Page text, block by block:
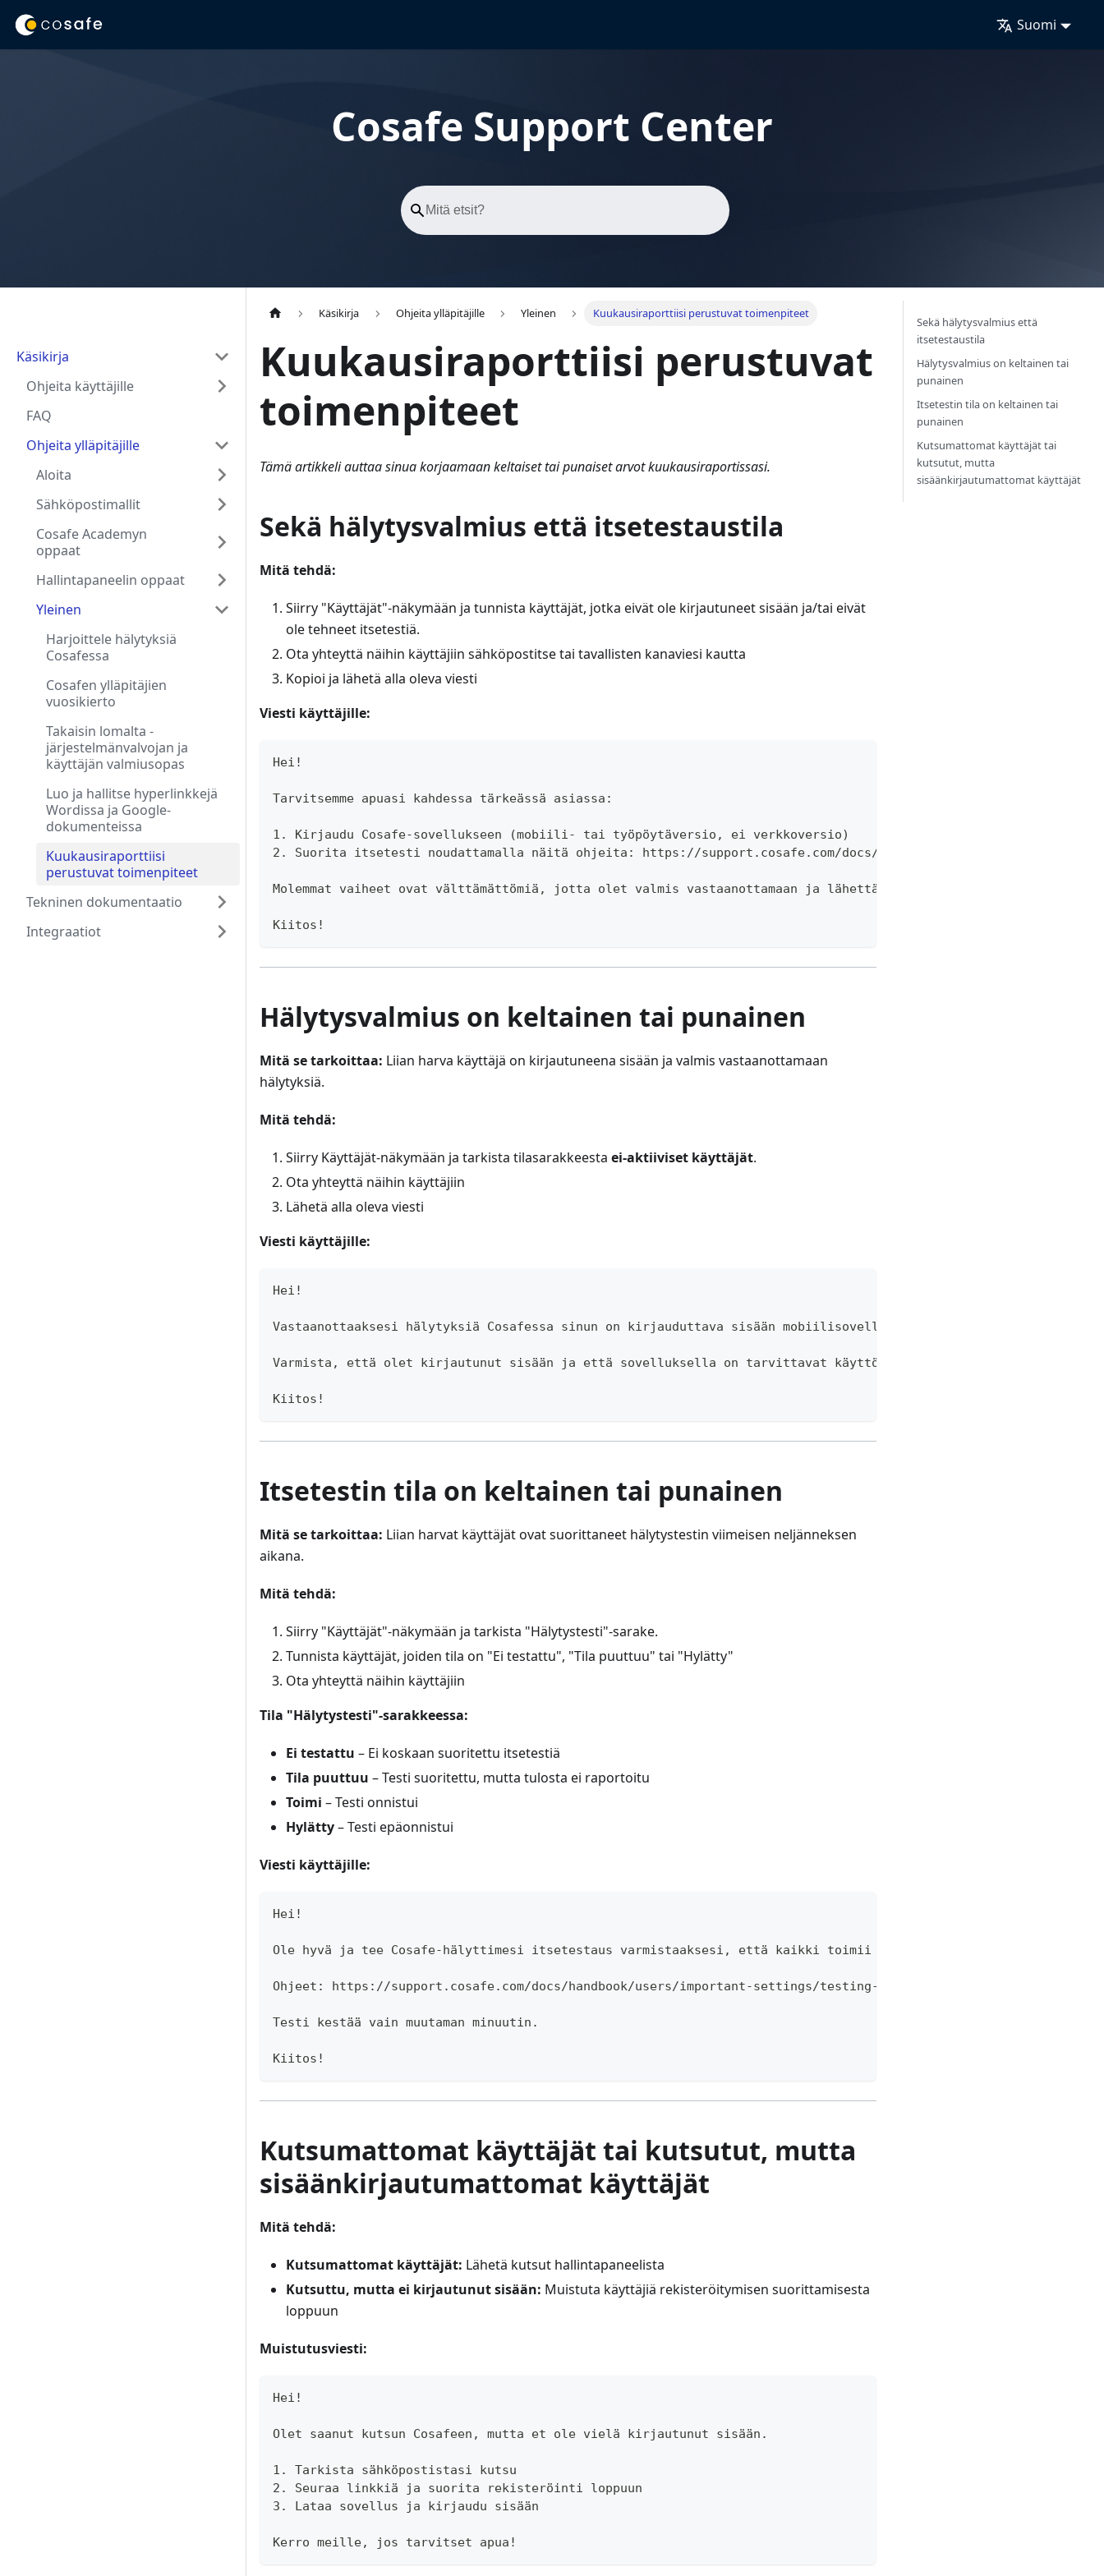
Suomi
Cosafe Support Center
Käsikirja
Ohjeita käyttäjille
FAQ
Ohjeita ylläpitäjille
Aloita
Sähköpostimallit
Cosafe Academyn
oppaat
Hallintapaneelin oppaat
Yleinen
Harjoittele hälytyksiä
Cosafessa
Cosafen ylläpitäjien
vuosikierto
Takaisin lomalta -
järjestelmänvalvojan ja
käyttäjän valmiusopas
Luo ja hallitse hyperlinkkejä
Wordissa ja Google-
dokumenteissa
Kuukausiraporttiisi
perustuvat toimenpiteet
Tekninen dokumentaatio
Integraatiot
Käsikirja Ohjeita ylläpitäjille Yleinen Kuukausiraporttiisi perustuvat toimenpiteet
Kuukausiraporttiisi perustuvat
toimenpiteet
Tämä artikkeli auttaa sinua korjaamaan keltaiset tai punaiset arvot kuukausiraportissasi.
Sekä hälytysvalmius että itsetestaustila
Mitä tehdä:
Siirry "Käyttäjät"-näkymään ja tunnista käyttäjät, jotka eivät ole kirjautuneet sisään ja/tai eivät
ole tehneet itsetestiä.
Ota yhteyttä näihin käyttäjiin sähköpostitse tai tavallisten kanaviesi kautta
Kopioi ja lähetä alla oleva viesti
Viesti käyttäjille:
Hei!
Tarvitsemme apuasi kahdessa tärkeässä asiassa:
1. Kirjaudu Cosafe-sovellukseen (mobiili- tai työpöytäversio, ei verkkoversio)
2. Suorita itsetesti noudattamalla näitä ohjeita: https://support.cosafe.com/docs/handbook/users/important-
Molemmat vaiheet ovat välttämättömiä, jotta olet valmis vastaanottamaan ja lähettämään hälytyksiä.
Kiitos!
Hälytysvalmius on keltainen tai punainen
Mitä se tarkoittaa: Liian harva käyttäjä on kirjautuneena sisään ja valmis vastaanottamaan
hälytyksiä.
Mitä tehdä:
Siirry Käyttäjät-näkymään ja tarkista tilasarakkeesta ei-aktiiviset käyttäjät.
Ota yhteyttä näihin käyttäjiin
Lähetä alla oleva viesti
Viesti käyttäjille:
Hei!
Vastaanottaaksesi hälytyksiä Cosafessa sinun on kirjauduttava sisään mobiilisovellukseen tai
Varmista, että olet kirjautunut sisään ja että sovelluksella on tarvittavat käyttöoikeudet.
Kiitos!
Itsetestin tila on keltainen tai punainen
Mitä se tarkoittaa: Liian harvat käyttäjät ovat suorittaneet hälytystestin viimeisen neljänneksen
aikana.
Mitä tehdä:
Siirry "Käyttäjät"-näkymään ja tarkista "Hälytystesti"-sarake.
Tunnista käyttäjät, joiden tila on "Ei testattu", "Tila puuttuu" tai "Hylätty"
Ota yhteyttä näihin käyttäjiin
Tila "Hälytystesti"-sarakkeessa:
Ei testattu – Ei koskaan suoritettu itsetestiä
Tila puuttuu – Testi suoritettu, mutta tulosta ei raportoitu
Toimi – Testi onnistui
Hylätty– Testi epäonnistui
Viesti käyttäjille:
Hei!
Ole hyvä ja tee Cosafe-hälyttimesi itsetestaus varmistaaksesi, että kaikki toimii oikein.
Ohjeet: https://support.cosafe.com/docs/handbook/users/important-settings/testing-your-cosafe-alarm#self-test
Testi kestää vain muutaman minuutin.
Kiitos!
Kutsumattomat käyttäjät tai kutsutut, mutta
sisäänkirjautumattomat käyttäjät
Mitä tehdä:
Kutsumattomat käyttäjät: Lähetä kutsut hallintapaneelista
Kutsuttu, mutta ei kirjautunut sisään: Muistuta käyttäjiä rekisteröitymisen suorittamisesta
loppuun
Muistutusviesti:
Hei!
Olet saanut kutsun Cosafeen, mutta et ole vielä kirjautunut sisään.
1. Tarkista sähköpostistasi kutsu
2. Seuraa linkkiä ja suorita rekisteröinti loppuun
3. Lataa sovellus ja kirjaudu sisään
Kerro meille, jos tarvitset apua!
Sekä hälytysvalmius että
itsetestaustila
Hälytysvalmius on keltainen tai
punainen
Itsetestin tila on keltainen tai
punainen
Kutsumattomat käyttäjät tai
kutsutut, mutta
sisäänkirjautumattomat käyttäjät